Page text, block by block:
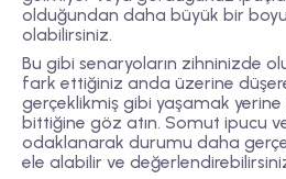
olduğundan daha büyük bir
olabilirsiniz.
Bu gibi senaryoların zihninizde
fark ettiğiniz anda üzerine
gerçeklikmiş gibi yaşamak
bittiğine göz atın. Somut ipucu
odaklanarak durumu daha
ele alabilir ve